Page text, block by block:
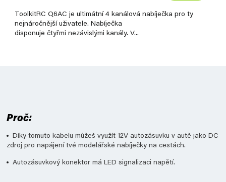
ToolkitRC Q6AC je ultimátní 4 kanálová nabíječka pro ty
nejnáročnější uživatele. Nabíječka
disponuje čtyřmi nezávislými kanály. V...
Proč:
Díky tomuto kabelu můžeš využít 12V autozásuvku v autě jako DC
zdroj pro napájení tvé modelářské nabíječky na cestách.
Autozásuvkový konektor má LED signalizaci napětí.